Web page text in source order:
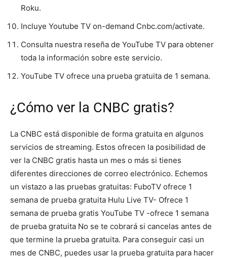
Roku.
Incluye Youtube TV on-demand Cnbc.com/activate.
Consulta nuestra reseña de YouTube TV para obtener
toda la información sobre este servicio.
YouTube TV ofrece una prueba gratuita de 1 semana.
¿Cómo ver la CNBC gratis?
La CNBC está disponible de forma gratuita en algunos
servicios de streaming. Estos ofrecen la posibilidad de
ver la CNBC gratis hasta un mes o más si tienes
diferentes direcciones de correo electrónico. Echemos
un vistazo a las pruebas gratuitas: FuboTV ofrece 1
semana de prueba gratuita Hulu Live TV- Ofrece 1
semana de prueba gratis YouTube TV -ofrece 1 semana
de prueba gratuita No se te cobrará si cancelas antes de
que termine la prueba gratuita. Para conseguir casi un
mes de CNBC, puedes usar la prueba gratuita para hacer